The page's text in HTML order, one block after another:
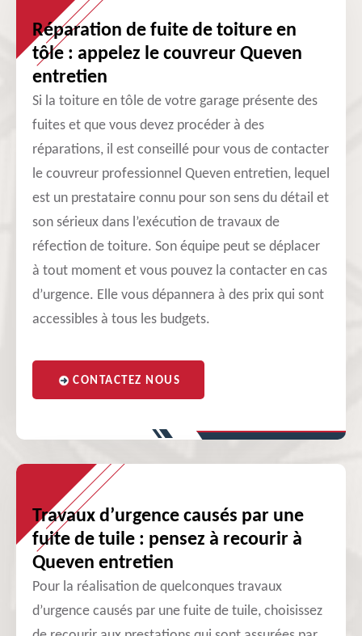
Réparation de fuite de toiture en
tôle : appelez le couvreur Queven
entretien
Si la toiture en tôle de votre garage présente des
fuites et que vous devez procéder à des
réparations, il est conseillé pour vous de contacter
le couvreur professionnel Queven entretien, lequel
est un prestataire connu pour son sens du détail et
son sérieux dans l’exécution de travaux de
réfection de toiture. Son équipe peut se déplacer
à tout moment et vous pouvez la contacter en cas
d’urgence. Elle vous dépannera à des prix qui sont
accessibles à tous les budgets.
CONTACTEZ NOUS
Travaux d’urgence causés par une
fuite de tuile : pensez à recourir à
Queven entretien
Pour la réalisation de quelconques travaux
d’urgence causés par une fuite de tuile, choisissez